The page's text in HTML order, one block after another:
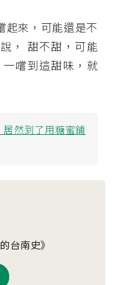
起來，可能還是不
， 甜不甜，可能
嚐到這甜味，就
然到了用糖蜜鋪
台南史》